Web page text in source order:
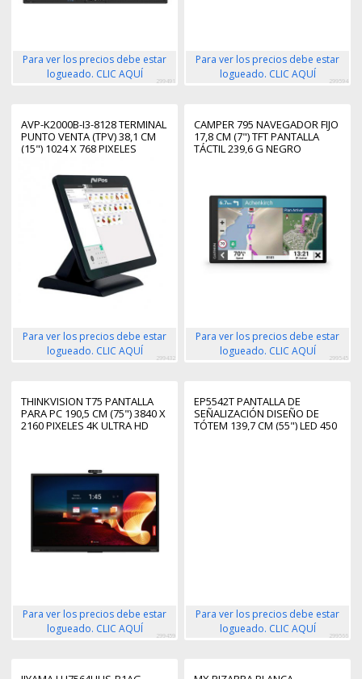
Para ver los precios debe estar
logueado. CLIC AQUÍ
299491
Para ver los precios debe estar
logueado. CLIC AQUÍ
299594
AVP-K2000B-I3-8128 TERMINAL
PUNTO VENTA (TPV) 38,1 CM
(15") 1024 X 768 PIXELES
Para ver los precios debe estar
logueado. CLIC AQUÍ
299432
CAMPER 795 NAVEGADOR FIJO
17,8 CM (7") TFT PANTALLA
TÁCTIL 239,6 G NEGRO
Para ver los precios debe estar
logueado. CLIC AQUÍ
299545
THINKVISION T75 PANTALLA
PARA PC 190,5 CM (75") 3840 X
2160 PIXELES 4K ULTRA HD
Para ver los precios debe estar
logueado. CLIC AQUÍ
299459
EP5542T PANTALLA DE
SEÑALIZACIÓN DISEÑO DE
TÓTEM 139,7 CM (55") LED 450
Para ver los precios debe estar
logueado. CLIC AQUÍ
299566